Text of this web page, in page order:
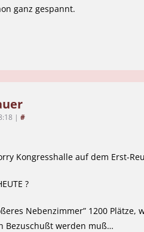
ganz gespannt.
| #
Kongresshalle auf dem Erst-
?
Nebenzimmer” 1200 Plätze,
Bezuschußt werden muß…